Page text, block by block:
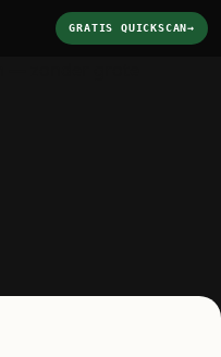
GRATIS QUICKSCAN→